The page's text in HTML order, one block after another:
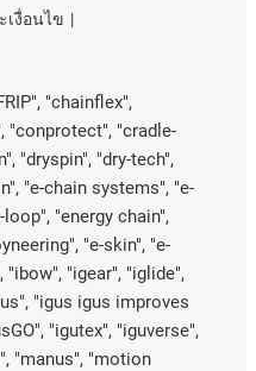
เงื่อนไข
"chainflex",
"conprotect", "cradle-
"dryspin", "dry-tech",
"e-chain systems", "e-
"energy chain",
"e-skin", "e-
"ibow", "igear", "iglide",
"igus igus improves
"igutex", "iguverse",
"manus", "motion